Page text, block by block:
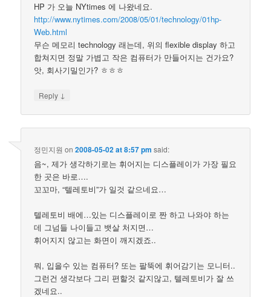
HP 가 오늘 NYtimes 에 나왔네요.
http://www.nytimes.com/2008/05/01/technology/01hp-
Web.html
무슨 메모리 technology 래는데, 위의 flexible display 하고
합쳐지면 정말 가볍고 작은 컴퓨터가 만들어지는 건가요?
앗, 회사기밀인가? ㅎㅎㅎ
Reply ↓
정민지원 on2008-05-02 at 8:57 pm said:
음~, 제가 생각하기로는 휘어지는 디스플레이가 가장 필요
한 곳은 바로….
꼬꼬마, “텔레토비”가 일것 같으네요…
텔레토비 배에…있는 디스플레이로 짠 하고 나와야 하는
데 그넘들 나이들고 뱃살 처지면…
휘어지지 않고는 화면이 깨지겠죠..
뭐, 입을수 있는 컴퓨터? 또는 팔뚝에 휘어감기는 모니터..
그런건 생각보다 그리 편할것 같지않고, 텔레토비가 잘 쓰
겠네요..